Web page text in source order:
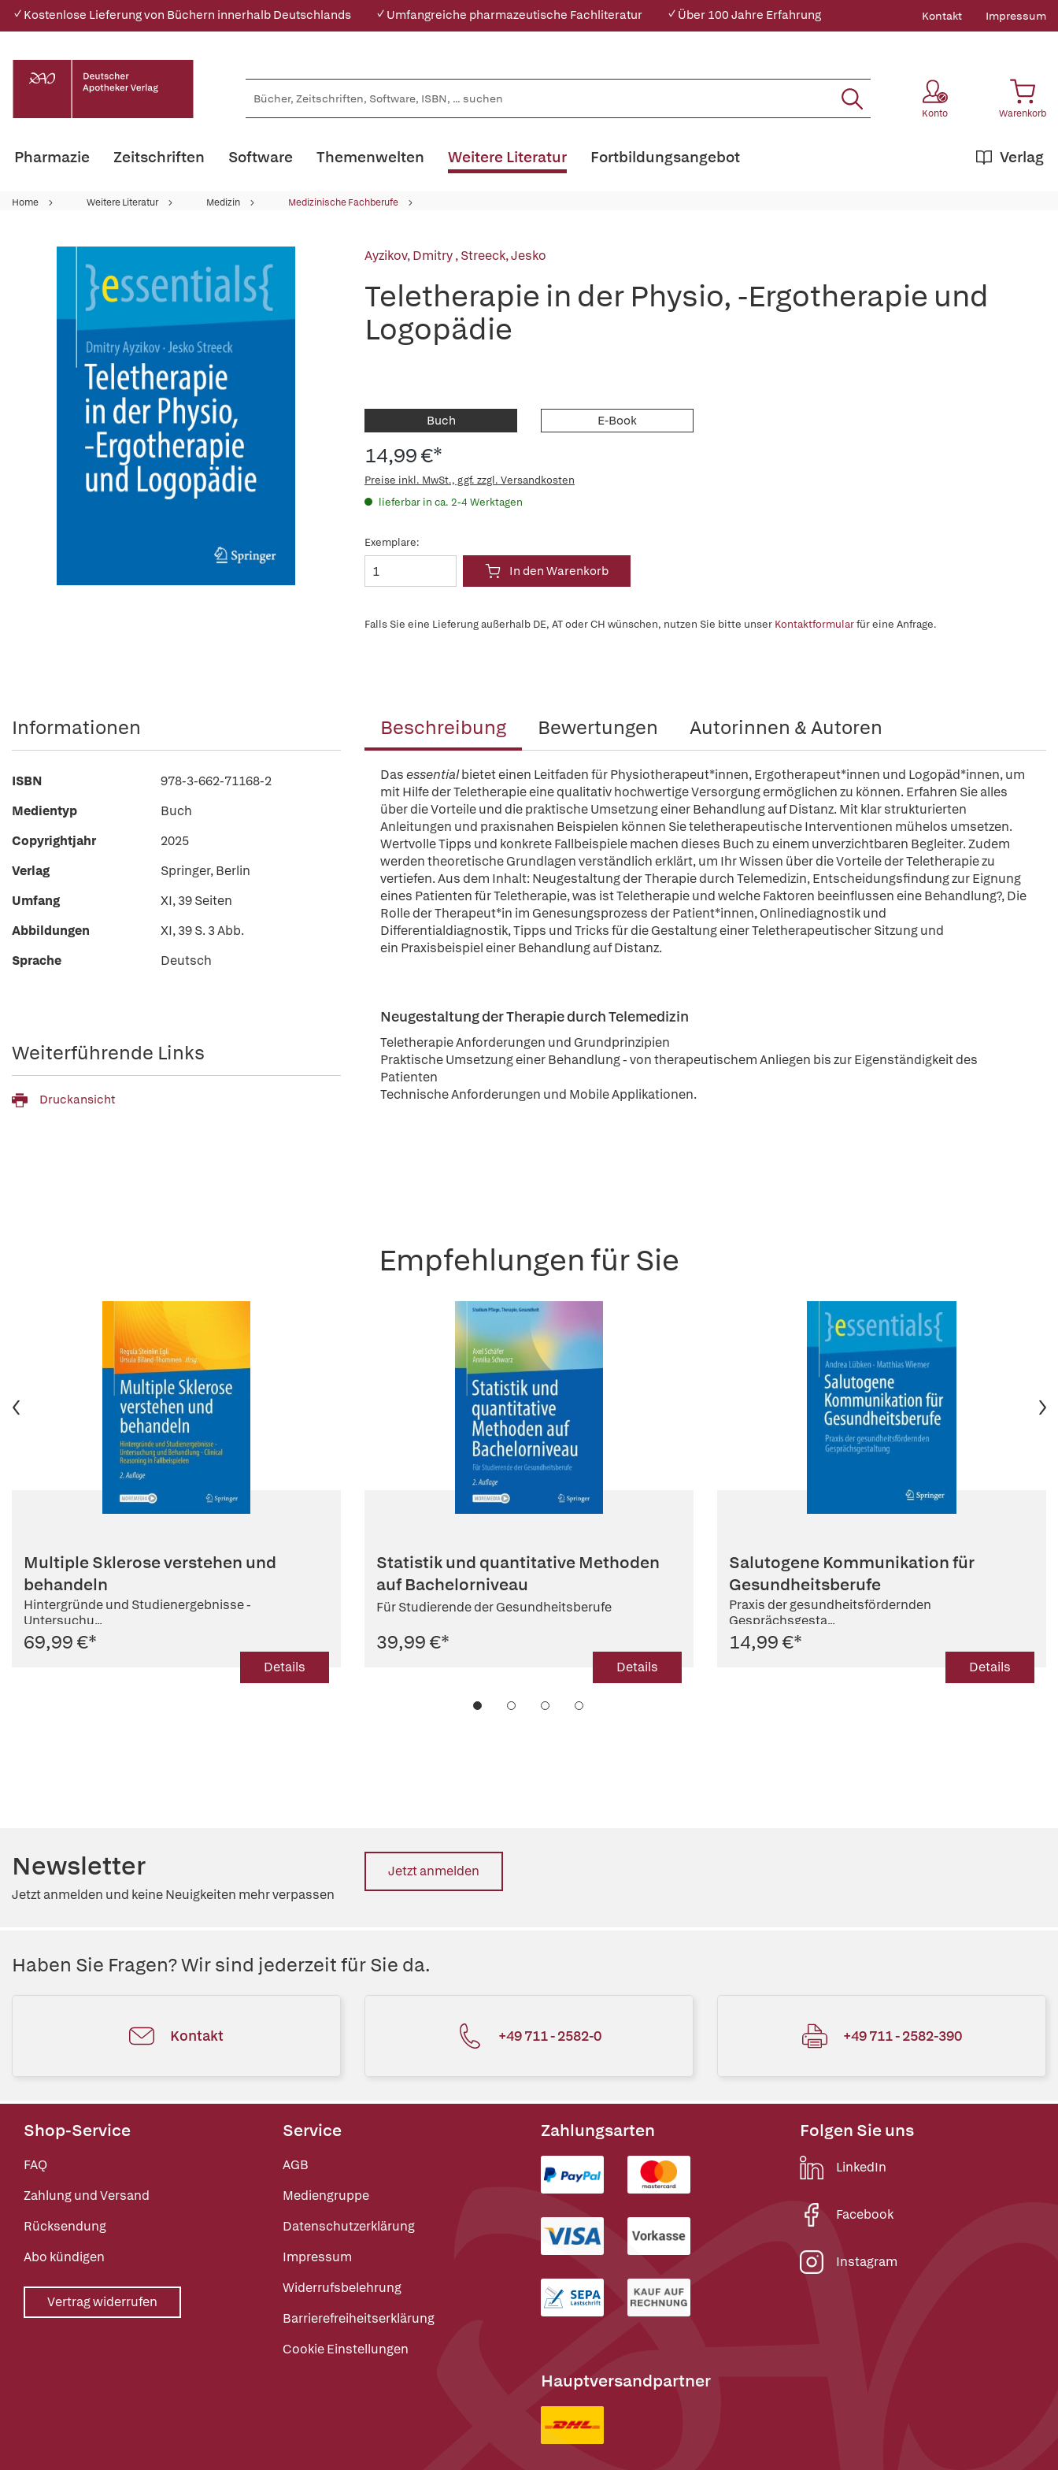
✓ Kostenlose Lieferung von Büchern innerhalb Deutschlands ✓ Umfangreiche pharmazeutische Fachliteratur ✓ Über 100 Jahre Erfahrung Kontakt Impressum
Konto Warenkorb
Pharmazie Zeitschriften Software Themenwelten Weitere Literatur Verlag
Fortbildungsangebot
Home Weitere Literatur Medizin Medizinische Fachberufe
Ayzikov, Dmitry,Streeck, Jesko
Teletherapie in der Physio, -Ergotherapie und
Logopädie
Buch E-Book
14,99 €*
Preise inkl. MwSt., ggf. zzgl. Versandkosten
lieferbar in ca. 2-4 Werktagen
Exemplare:
In den Warenkorb
Falls Sie eine Lieferung außerhalb DE, AT oder CH wünschen, nutzen Sie bitte unser Kontaktformularfür eine Anfrage.
Beschreibung Bewertungen Autorinnen & Autoren
Dasessentialbietet einen Leitfaden für Physiotherapeut*innen, Ergotherapeut*innen und Logopäd*innen, um
mit Hilfe der Teletherapie eine qualitativ hochwertige Versorgung ermöglichen zu können. Erfahren Sie alles
über die Vorteile und die praktische Umsetzung einer Behandlung auf Distanz. Mit klar strukturierten
Anleitungen und praxisnahen Beispielen können Sie teletherapeutische Interventionen mühelos umsetzen.
Wertvolle Tipps und konkrete Fallbeispiele machen dieses Buch zu einem unverzichtbaren Begleiter. Zudem
werden theoretische Grundlagen verständlich erklärt, um Ihr Wissen über die Vorteile der Teletherapie zu
vertiefen. Aus dem Inhalt: Neugestaltung der Therapie durch Telemedizin, Entscheidungsfindung zur Eignung
eines Patienten für Teletherapie, was ist Teletherapie und welche Faktoren beeinflussen eine Behandlung?, Die
Rolle der Therapeut*in im Genesungsprozess der Patient*innen, Onlinediagnostik und
Differentialdiagnostik, Tipps und Tricks für die Gestaltung einer Teletherapeutischer Sitzung und
ein Praxisbeispiel einer Behandlung auf Distanz.
Neugestaltung der Therapie durch Telemedizin
Teletherapie Anforderungen und Grundprinzipien
Praktische Umsetzung einer Behandlung - von therapeutischem Anliegen bis zur Eigenständigkeit des
Patienten
Technische Anforderungen und Mobile Applikationen.
Informationen
ISBN
978-3-662-71168-2
Medientyp
Buch
Copyrightjahr
2025
Verlag
Springer, Berlin
Umfang
XI, 39 Seiten
Abbildungen
XI, 39 S. 3 Abb.
Sprache
Deutsch
Weiterführende Links
Druckansicht
Empfehlungen für Sie
Multiple Sklerose verstehen und
behandeln
Hintergründe und Studienergebnisse -
Untersuchu...
69,99 €*
Details
Statistik und quantitative Methoden
auf Bachelorniveau
Für Studierende der Gesundheitsberufe
39,99 €*
Details
Salutogene Kommunikation für
Gesundheitsberufe
Praxis der gesundheitsfördernden
Gesprächsgesta...
14,99 €*
Details
Newsletter
Jetzt anmelden und keine Neuigkeiten mehr verpassen
Jetzt anmelden
Haben Sie Fragen? Wir sind jederzeit für Sie da.
Kontakt +49 711 - 2582-0 +49 711 - 2582-390
Shop-Service
FAQ
Zahlung und Versand
Rücksendung
Abo kündigen
Vertrag widerrufen
Service
AGB
Mediengruppe
Datenschutzerklärung
Impressum
Widerrufsbelehrung
Barrierefreiheitserklärung
Cookie Einstellungen
Zahlungsarten
Hauptversandpartner
Folgen Sie uns
LinkedIn
Facebook
Instagram